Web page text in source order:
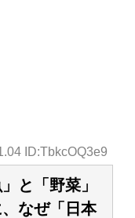
ID:TbkcOQ3e9
と「野菜」
なぜ「日本